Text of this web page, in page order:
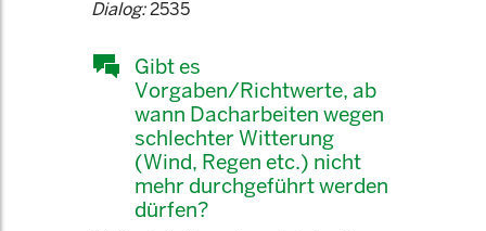
Dialog:2535
Gibt es
Vorgaben/Richtwerte, ab
wann Dacharbeiten wegen
schlechter Witterung
(Wind, Regen etc.) nicht
mehr durchgeführt werden
dürfen?